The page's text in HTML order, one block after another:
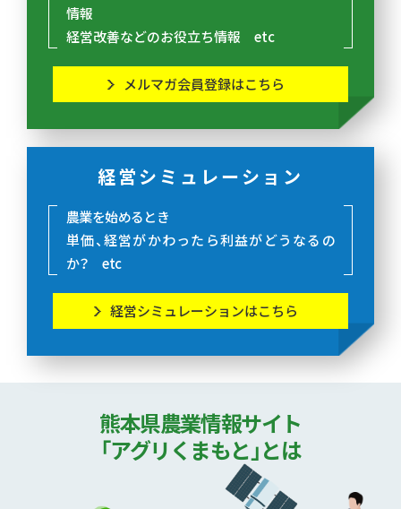
情報
経営改善などのお役立ち情報 etc
メルマガ会員登録はこちら
経営シミュレーション
農業を始めるとき
単価、経営がかわったら利益がどうなるの
か？ etc
経営シミュレーションはこちら
熊本県農業情報サイト
「アグリくまもと」とは